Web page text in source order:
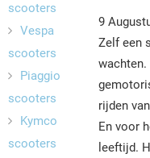
9
Zelf een
wachten.
rijden
En voor
leeftijd.
scooters
Vespa
scooters
Piaggio
scooters
Kymco
scooters